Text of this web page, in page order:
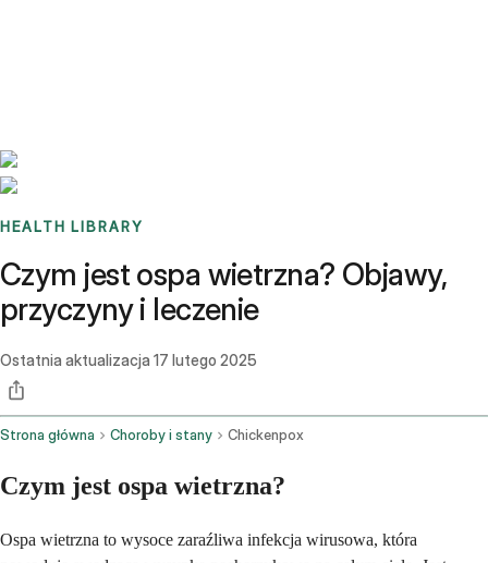
HEALTH LIBRARY
Czym jest ospa wietrzna? Objawy,
przyczyny i leczenie
Ostatnia aktualizacja 17 lutego 2025
Strona główna Choroby i stany Chickenpox
Czym jest ospa wietrzna?
Ospa wietrzna to wysoce zaraźliwa infekcja wirusowa, która